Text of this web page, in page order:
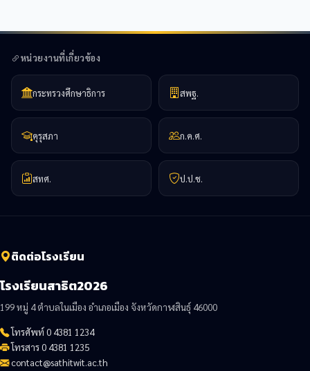
หน่วยงานที่เกี่ยวข้อง
กระทรวงศึกษาธิการ สพฐ.
คุรุสภา ก.ค.ศ.
สทศ. ป.ป.ช.
ติดต่อโรงเรียน
โรงเรียนสาธิต2026
199 หมู่ 4 ตำบลในเมือง อำเภอเมือง จังหวัดกาฬสินธุ์ 46000
โทรศัพท์ 0 4381 1234
โทรสาร 0 4381 1235
contact@sathitwit.ac.th